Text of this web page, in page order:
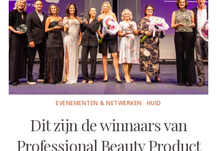
EVENEMENTEN & NETWERKEN HUID
Dit zijn de winnaars van
Professional Beauty Product